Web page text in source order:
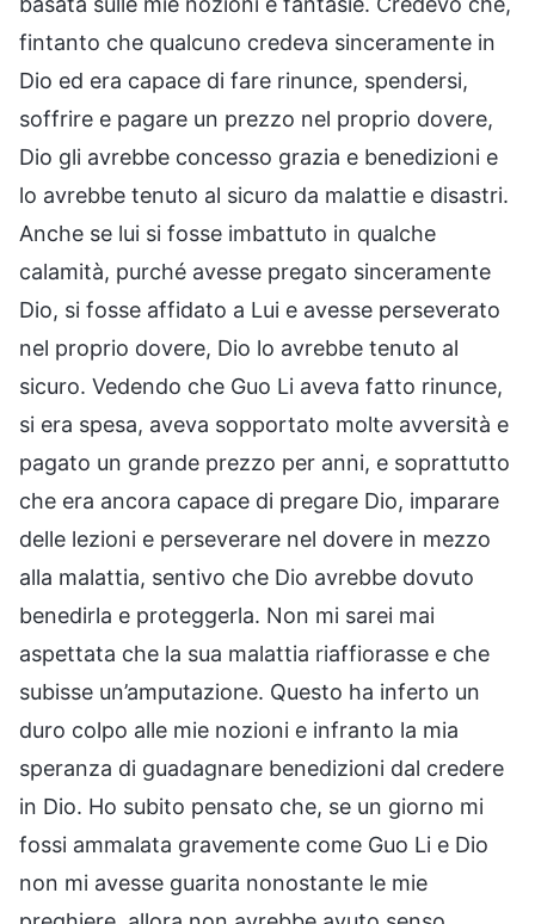
fintanto che qualcuno credeva sinceramente in
Dio ed era capace di fare rinunce, spendersi,
soffrire e pagare un prezzo nel proprio dovere,
Dio gli avrebbe concesso grazia e benedizioni e
lo avrebbe tenuto al sicuro da malattie e disastri.
Anche se lui si fosse imbattuto in qualche
calamità, purché avesse pregato sinceramente
Dio, si fosse affidato a Lui e avesse perseverato
nel proprio dovere, Dio lo avrebbe tenuto al
sicuro. Vedendo che Guo Li aveva fatto rinunce,
si era spesa, aveva sopportato molte avversità e
pagato un grande prezzo per anni, e soprattutto
che era ancora capace di pregare Dio, imparare
delle lezioni e perseverare nel dovere in mezzo
alla malattia, sentivo che Dio avrebbe dovuto
benedirla e proteggerla. Non mi sarei mai
aspettata che la sua malattia riaffiorasse e che
subisse un’amputazione. Questo ha inferto un
duro colpo alle mie nozioni e infranto la mia
speranza di guadagnare benedizioni dal credere
in Dio. Ho subito pensato che, se un giorno mi
fossi ammalata gravemente come Guo Li e Dio
non mi avesse guarita nonostante le mie